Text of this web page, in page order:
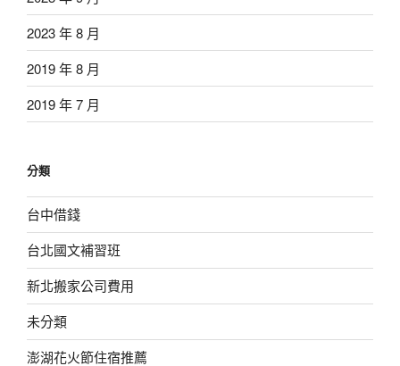
2023 年 8 月
2019 年 8 月
2019 年 7 月
分類
台中借錢
台北國文補習班
新北搬家公司費用
未分類
澎湖花火節住宿推薦